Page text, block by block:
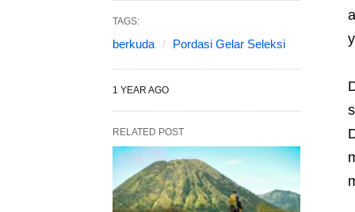
TAGS:
berkuda Pordasi Gelar Seleksi
1 YEAR AGO
RELATED POST